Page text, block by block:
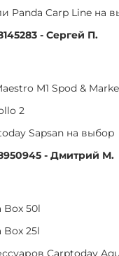
Panda Carp Line на
- Сергей П.
M1 Spod &
2
Sapsan на выбор
- Дмитрий М.
Box 50l
Box 25l
Carptoday